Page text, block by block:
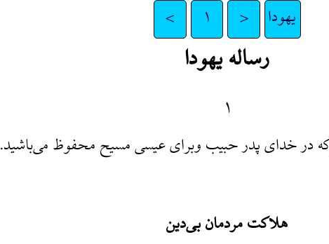
یهودا < ۱ >
رساله یهودا
۱
که در خدای پدر حبیب وبرای عیسی مسیح محفوظ می‌باشید.
هلاکت مردمان بی‌دین